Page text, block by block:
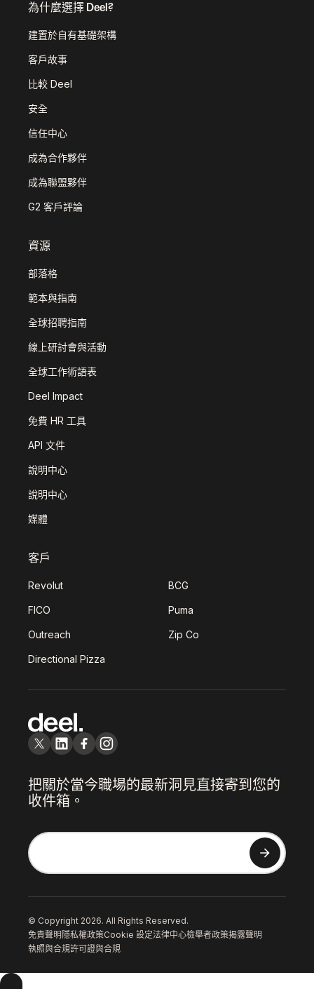
為什麼選擇 Deel?
建置於自有基礎架構
客戶故事
比較 Deel
安全
信任中心
成為合作夥伴
成為聯盟夥伴
G2 客戶評論
資源
部落格
範本與指南
全球招聘指南
線上研討會與活動
全球工作術語表
Deel Impact
免費 HR 工具
API 文件
說明中心
說明中心
媒體
客戶
Revolut BCG
FICO Puma
Outreach Zip Co
Directional Pizza
把關於當今職場的最新洞見直接寄到您的
收件箱。
© Copyright 2026. All Rights Reserved.
免責聲明 隱私權政策Cookie 設定法律中心檢舉者政策揭露聲明
執照與合規許可證與合規